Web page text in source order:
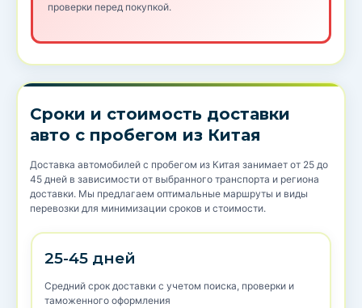
проверки перед покупкой.
Сроки и стоимость доставки
авто с пробегом из Китая
Доставка автомобилей с пробегом из Китая занимает от 25 до
45 дней в зависимости от выбранного транспорта и региона
доставки. Мы предлагаем оптимальные маршруты и виды
перевозки для минимизации сроков и стоимости.
25-45 дней
Средний срок доставки с учетом поиска, проверки и
таможенного оформления